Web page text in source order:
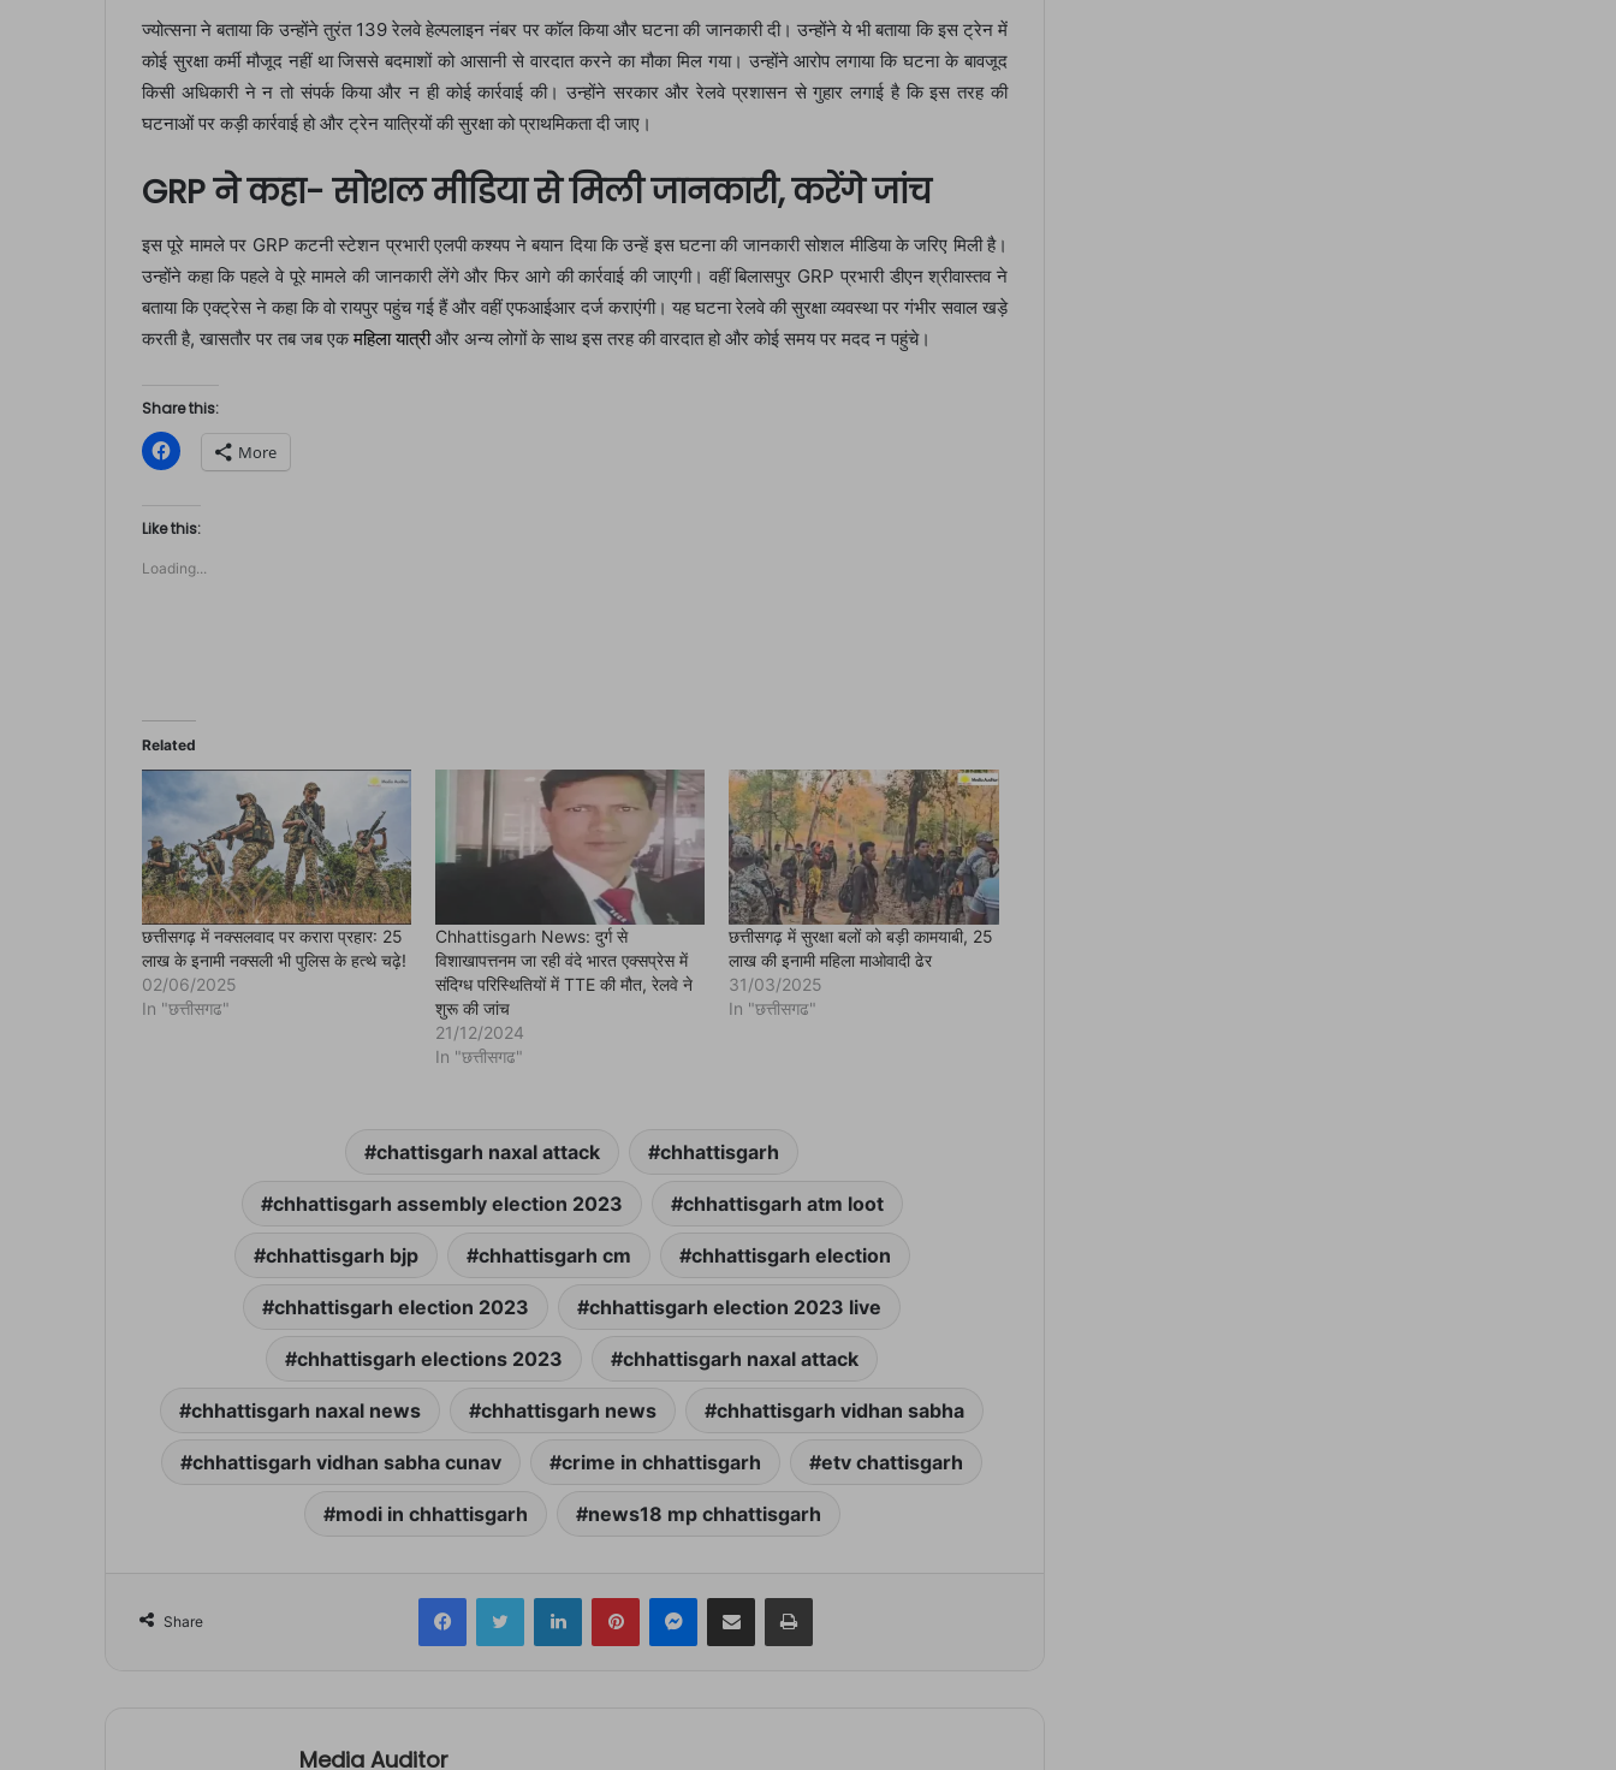
ज्योत्सना ने बताया कि उन्होंने तुरंत 139 रेलवे हेल्पलाइन नंबर पर कॉल किया और घटना की जानकारी दी। उन्होंने ये भी बताया कि इस ट्रेन में
कोई सुरक्षा कर्मी मौजूद नहीं था जिससे बदमाशों को आसानी से वारदात करने का मौका मिल गया। उन्होंने आरोप लगाया कि घटना के बावजूद
किसी अधिकारी ने न तो संपर्क किया और न ही कोई कार्रवाई की। उन्होंने सरकार और रेलवे प्रशासन से गुहार लगाई है कि इस तरह की
घटनाओं पर कड़ी कार्रवाई हो और ट्रेन यात्रियों की सुरक्षा को प्राथमिकता दी जाए।
GRP ने कहा- सोशल मीडिया से मिली जानकारी, करेंगे जांच
इस पूरे मामले पर GRP कटनी स्टेशन प्रभारी एलपी कश्यप ने बयान दिया कि उन्हें इस घटना की जानकारी सोशल मीडिया के जरिए मिली है।
उन्होंने कहा कि पहले वे पूरे मामले की जानकारी लेंगे और फिर आगे की कार्रवाई की जाएगी। वहीं बिलासपुर GRP प्रभारी डीएन श्रीवास्तव ने
बताया कि एक्ट्रेस ने कहा कि वो रायपुर पहुंच गई हैं और वहीं एफआईआर दर्ज कराएंगी। यह घटना रेलवे की सुरक्षा व्यवस्था पर गंभीर सवाल खड़े
करती है, खासतौर पर तब जब एकमहिला यात्रीऔर अन्य लोगों के साथ इस तरह की वारदात हो और कोई समय पर मदद न पहुंचे।
Share this:
C
l
k
t
h
o
k
O
n
s
i
n
n
e
w
w
i
n
d
More
Like this:
Loading...
Related
छत्तीसगढ़ में नक्सलवाद पर करारा प्रहार: 25
लाख के इनामी नक्सली भी पुलिस के हत्थे चढ़े!
02/06/2025
In "छत्तीसगढ"
Chhattisgarh News: दुर्ग से
विशाखापत्तनम जा रही वंदे भारत एक्सप्रेस में
संदिग्ध परिस्थितियों में TTE की मौत, रेलवे ने
शुरू की जांच
21/12/2024
In "छत्तीसगढ"
छत्तीसगढ़ में सुरक्षा बलों को बड़ी कामयाबी, 25
लाख की इनामी महिला माओवादी ढेर
31/03/2025
In "छत्तीसगढ"
chattisgarh naxal attack chhattisgarh
chhattisgarh assembly election 2023 chhattisgarh atm loot
chhattisgarh bjp chhattisgarh cm chhattisgarh election
chhattisgarh election 2023 chhattisgarh election 2023 live
chhattisgarh elections 2023 chhattisgarh naxal attack
chhattisgarh naxal news chhattisgarh news chhattisgarh vidhan sabha
chhattisgarh vidhan sabha cunav crime in chhattisgarh etv chattisgarh
modi in chhattisgarh news18 mp chhattisgarh
Share
FacebookTwitter LinkedInPinterestMessenger
Share via Email Print
Media Auditor